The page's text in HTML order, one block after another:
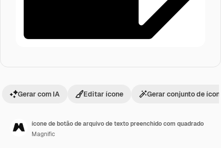
Gerar com IA Editar ícone Gerar conjunto de
ícone de botão de arquivo de texto preenchido com quadrado
Magnific